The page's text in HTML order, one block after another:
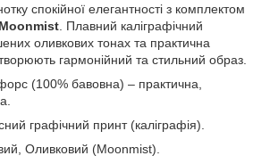
спокійної елегантності з комплектом
. Плавний каліграфічний
оливкових тонах та практична
гармонійний та стильний образ.
(100% бавовна) – практична,
графічний принт (каліграфія).
Оливковий (Moonmist).